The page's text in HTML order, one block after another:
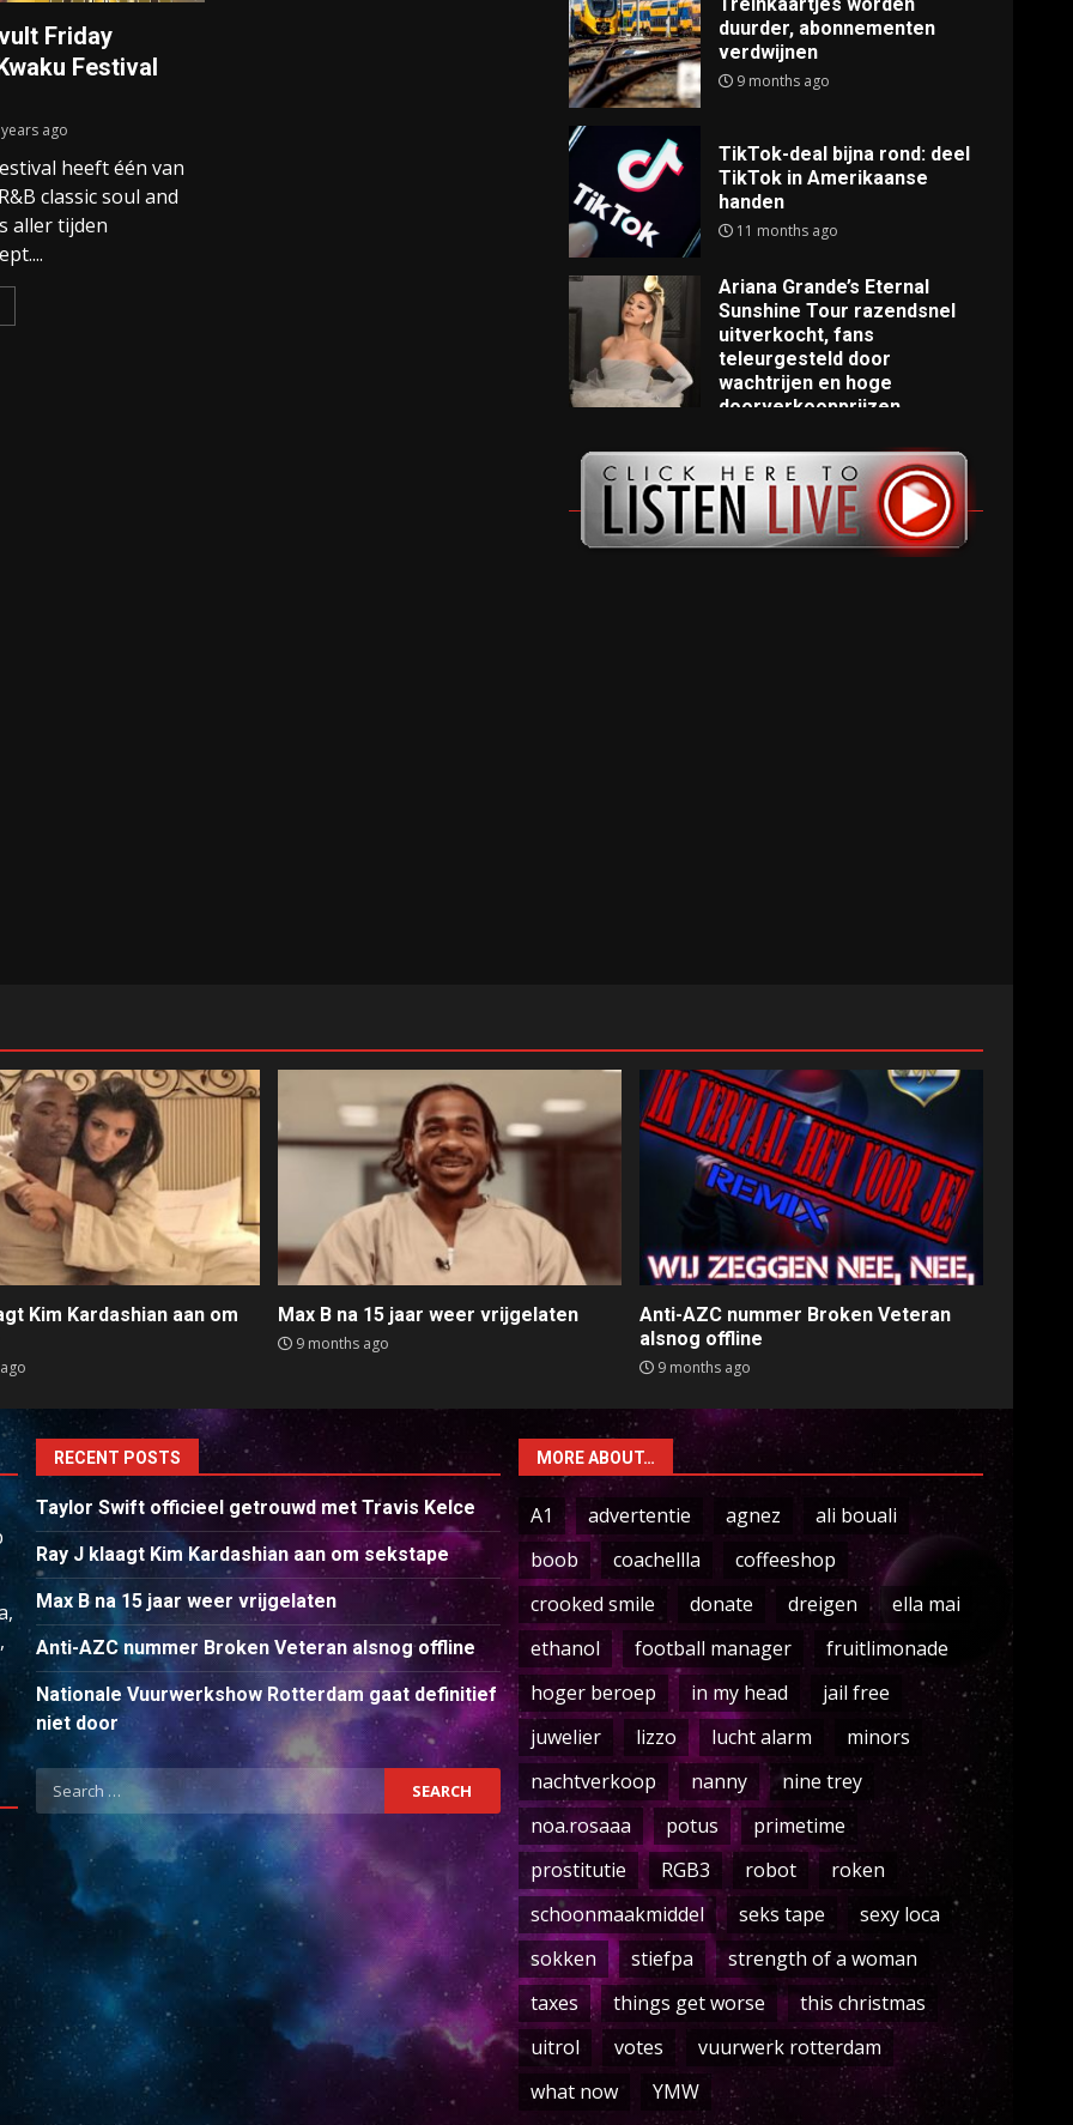
Friday
Festival
ago
heeft één van
classic soul and
aller tijden
duurder, abonnementen
verdwijnen
9 months ago
TikTok-deal bijna rond: deel
TikTok in Amerikaanse
handen
11 months ago
Ariana Grande’s Eternal
Sunshine Tour razendsnel
uitverkocht, fans
teleurgesteld door
wachtrijen en hoge
doorverkoopprijzen
Kim Kardashian aan om
Max B na 15 jaar weer vrijgelaten
9 months ago
Anti-AZC nummer Broken Veteran
alsnog offline
9 months ago
RECENT POSTS
Taylor Swift officieel getrouwd met Travis Kelce
Ray J klaagt Kim Kardashian aan om sekstape
Max B na 15 jaar weer vrijgelaten
Anti-AZC nummer Broken Veteran alsnog offline
Nationale Vuurwerkshow Rotterdam gaat definitief
niet door
Search
for:
MORE ABOUT…
A1 advertentie agnez
ali bouali
boob
coachellla
coffeeshop
crooked smile
donate dreigen
ella mai
ethanol
football manager
fruitlimonade
hoger beroep
in my head
jail free
juwelier
lizzo lucht alarm
minors
nachtverkoop
nanny
nine trey
noa.rosaaa
potus
primetime
prostitutie
RGB3 robot
roken
schoonmaakmiddel
seks tape
sexy loca
sokken
stiefpa
strength of a woman
taxes
things get worse
this christmas
uitrol
votes
vuurwerk rotterdam
what now
YMW